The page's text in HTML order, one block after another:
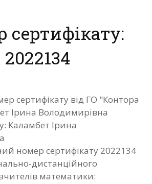
Матеріали
Нас підтримують
Фотозвіт
сертифікати
Контакти
сертифікату:
2022134
сертифікату від ГО "Контора
Ірина Володимирівна
Каламбет Ірина
номер сертифікату 2022134
дистанційного
математики: